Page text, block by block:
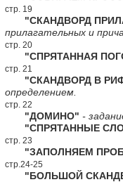
стр. 19
"СКАНДВОРД
прилагательных и
стр. 20
"СПРЯТАННАЯ
стр. 21
"СКАНДВОРД В
определением.
стр. 22
"ДОМИНО" -
"СПРЯТАННЫЕ
стр. 23
"ЗАПОЛНЯЕМ
стр.24-25
"БОЛЬШОЙ